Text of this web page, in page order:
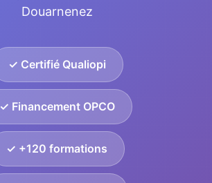
Douarnenez
✓ Certifié Qualiopi
✓ Financement OPCO
✓ +120 formations